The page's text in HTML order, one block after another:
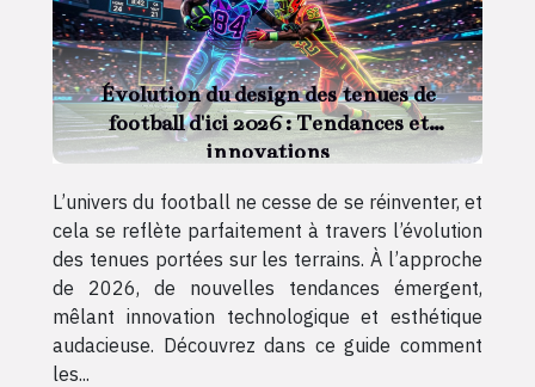
Évolution du design des tenues de
football d'ici 2026 : Tendances et
innovations
L’univers du football ne cesse de se réinventer, et
cela se reflète parfaitement à travers l’évolution
des tenues portées sur les terrains. À l’approche
de 2026, de nouvelles tendances émergent,
mêlant innovation technologique et esthétique
audacieuse. Découvrez dans ce guide comment
les...